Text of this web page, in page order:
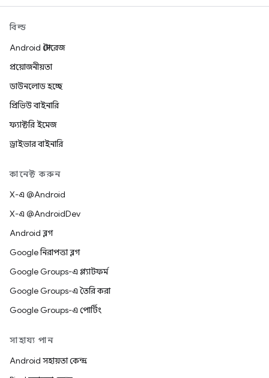
বিল্ড
Android স্টোরেজ
প্রয়োজনীয়তা
ডাউনলোড হচ্ছে
প্রিভিউ বাইনারি
ফ্যাক্টরি ইমেজ
ড্রাইভার বাইনারি
কানেক্ট করুন
X-এ @Android
X-এ @AndroidDev
Android ব্লগ
Google নিরাপত্তা ব্লগ
Google Groups-এ প্ল্যাটফর্ম
Google Groups-এ তৈরি করা
Google Groups-এ পোর্টিং
সাহায্য পান
Android সহায়তা কেন্দ্র